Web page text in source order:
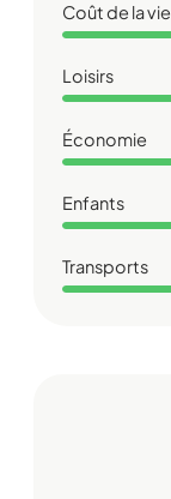
Coût de la vie
Loisirs
Économie
Enfants
Transports